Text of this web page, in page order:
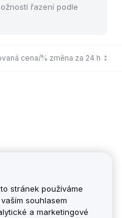
řazení podle
cena/% změna za 24 h
stránek používáme
souhlasem
a marketingové